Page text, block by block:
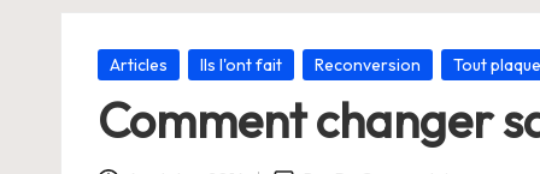
e
n
t
Posté
Articles Ils l'ont fait Reconversion Tout
Comment changer